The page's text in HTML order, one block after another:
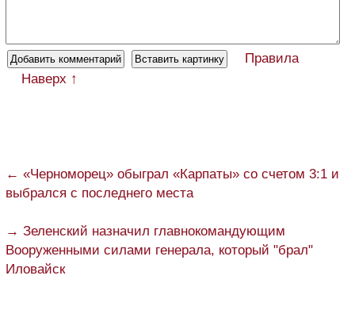
Правила
Наверх ↑
← «Черноморец» обыграл «Карпаты» со счетом 3:1 и
выбрался с последнего места
→ Зеленский назначил главнокомандующим
Вооруженными силами генерала, который "брал"
Иловайск